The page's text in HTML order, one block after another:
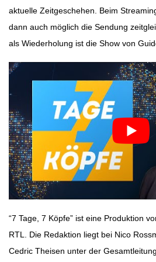
aktuelle Zeitgeschehen. Beim
dann auch möglich die Sendung
als Wiederholung ist die Show von
“7 Tage, 7 Köpfe” ist eine Produktion
RTL
. Die Redaktion liegt bei Nico
Cedric Theisen unter der